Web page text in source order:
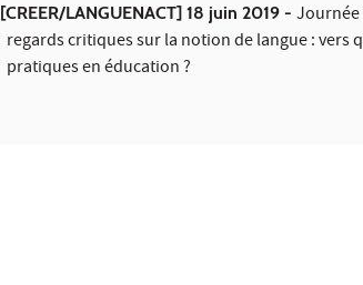
[CREER/LANGUENACT] 18 juin 2019 -
regards critiques sur la notion de langue : vers
pratiques en éducation ?